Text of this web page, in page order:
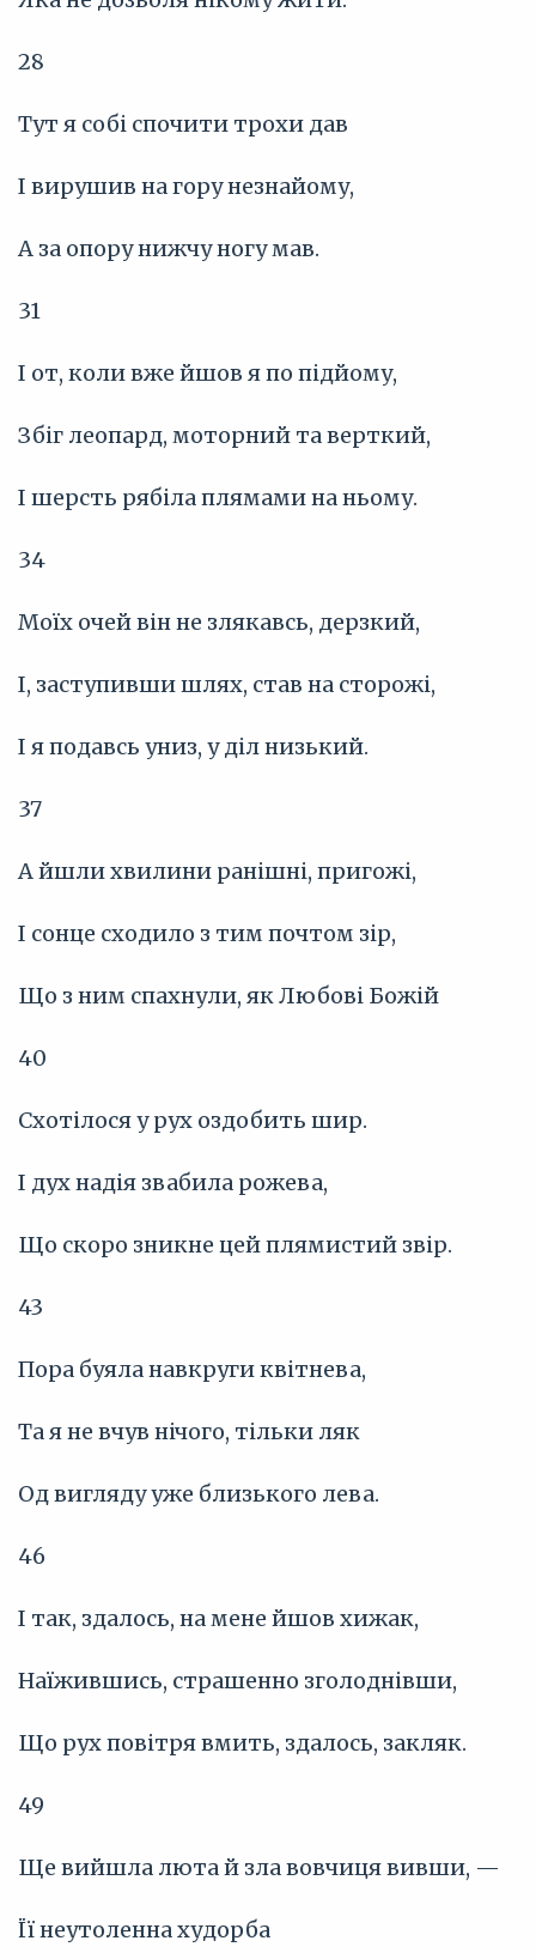
28
Тут я собі спочити трохи дав
І вирушив на гору незнайому,
А за опору нижчу ногу мав.
31
І от, коли вже йшов я по підйому,
Збіг леопард, моторний та верткий,
І шерсть рябіла плямами на ньому.
34
Моїх очей він не злякавсь, дерзкий,
І, заступивши шлях, став на сторожі,
І я подавсь униз, у діл низький.
37
А йшли хвилини ранішні, пригожі,
І сонце сходило з тим почтом зір,
Що з ним спахнули, як Любові Божій
40
Схотілося у рух оздобить шир.
І дух надія звабила рожева,
Що скоро зникне цей плямистий звір.
43
Пора буяла навкруги квітнева,
Та я не вчув нічого, тільки ляк
Од вигляду уже близького лева.
46
І так, здалось, на мене йшов хижак,
Наїжившись, страшенно зголоднівши,
Що рух повітря вмить, здалось, закляк.
49
Ще вийшла люта й зла вовчиця вивши, —
Її неутоленна худорба